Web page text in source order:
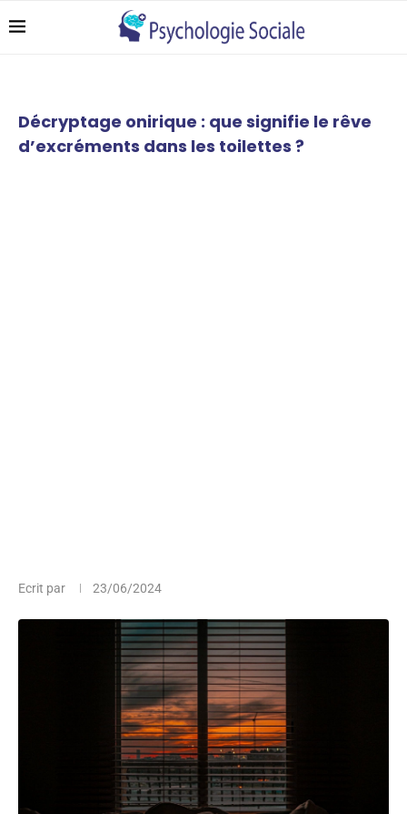
Décryptage onirique : que signifie le rêve
d’excréments dans les toilettes ?
Ecrit par 23/06/2024